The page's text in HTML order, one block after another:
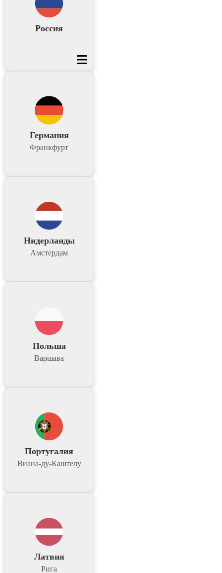
Россия
Германия
Франкфурт
Нидерланды
Амстердам
Польша
Варшава
Португалия
Виана-ду-Каштелу
Латвия
Рига